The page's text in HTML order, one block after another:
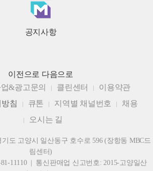
공지사항
이전으로 다음으로
&광고문의 클린센터
이용약관
침
큐톤 지역별 채널번호
채용
오시는 길
도 고양시 일산동구 호수로 596 (장항동 MBC드
림센터)
11110 | 통신판매업 신고번호: 2015-고양일산